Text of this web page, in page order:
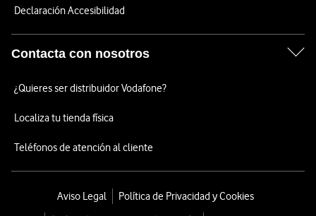
Declaración Accesibilidad
Contacta con nosotros
¿Quieres ser distribuidor Vodafone?
Localiza tu tienda física
Teléfonos de atención al cliente
Aviso Legal
Política de Privacidad y Cookies